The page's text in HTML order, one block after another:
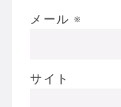
メール ※
サイト